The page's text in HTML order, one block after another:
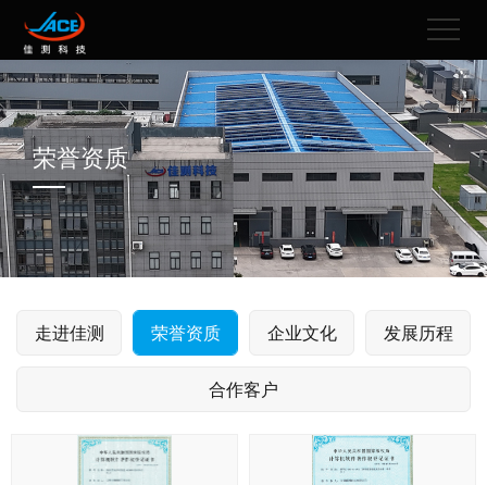
荣誉资质
走进佳测 荣誉资质 企业文化 发展历程
合作客户